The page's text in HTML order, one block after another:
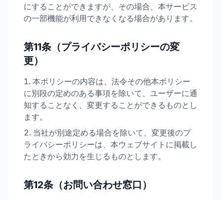
にすることができますが、その場合、本サービス
の一部機能が利用できなくなる場合があります。
第11条（プライバシーポリシーの変
更）
本ポリシーの内容は、法令その他本ポリシー
に別段の定めのある事項を除いて、ユーザーに通
知することなく、変更することができるものとし
ます。
当社が別途定める場合を除いて、変更後のプ
ライバシーポリシーは、本ウェブサイトに掲載し
たときから効力を生じるものとします。
第12条（お問い合わせ窓口）